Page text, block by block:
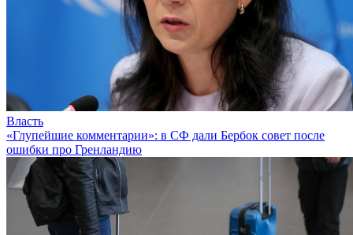
Власть
«Глупейшие комментарии»: в СФ дали Бербок совет после
ошибки про Гренландию